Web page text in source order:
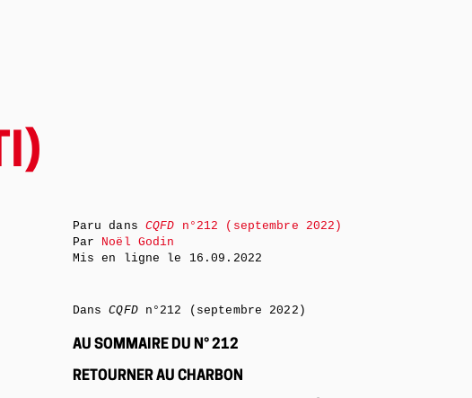
Paru dans CQFD n°212 (septembre 2022)
Par Noël Godin
Mis en ligne le 16.09.2022
DansCQFDn°212 (septembre 2022)
AU SOMMAIRE DU N° 212
RETOURNER AU CHARBON